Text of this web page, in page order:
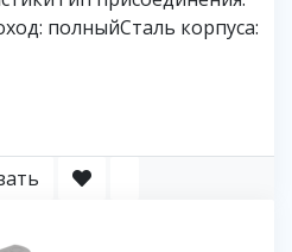
полныйСталь корпуса: